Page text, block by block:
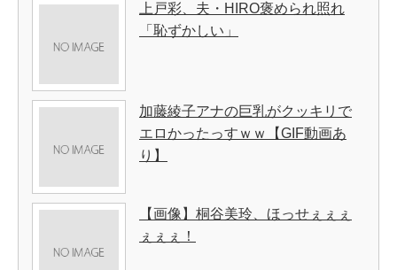
上戸彩、夫・HIRO褒められ照れ
「恥ずかしい」
加藤綾子アナの巨乳がクッキリで
エロかったっすｗｗ【GIF動画あ
り】
【画像】桐谷美玲、ほっせぇぇぇ
ぇぇぇ！